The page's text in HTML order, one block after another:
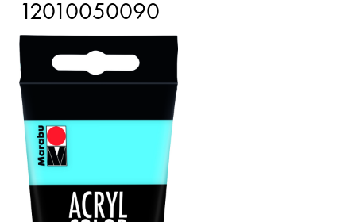
12010050090